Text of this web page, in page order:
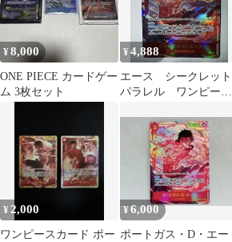
¥8,000
ONE PIECE カードゲー
ム 3枚セット
¥4,888
エース シークレット
パラレル ワンピース
¥2,000
ワンピースカード ポー
¥6,000
ポートガス・D・エー